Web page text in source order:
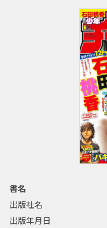
書名
出版社名
出版年月日